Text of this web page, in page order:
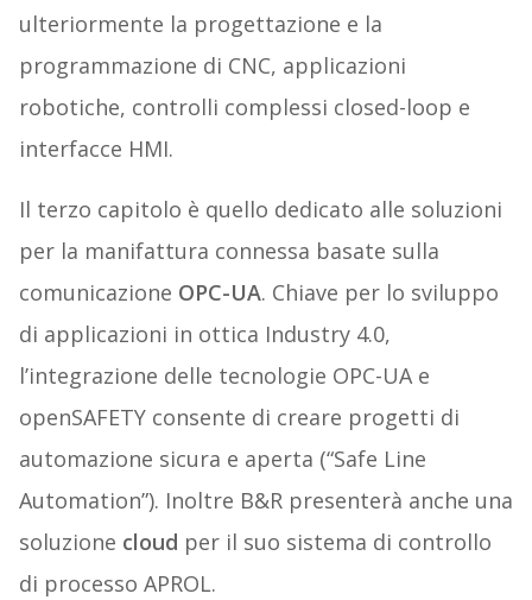
ulteriormente la progettazione e la
programmazione di CNC, applicazioni
robotiche, controlli complessi closed-loop e
interfacce HMI.
Il terzo capitolo è quello dedicato alle soluzioni
per la manifattura connessa basate sulla
comunicazione OPC-UA. Chiave per lo sviluppo
di applicazioni in ottica Industry 4.0,
l’integrazione delle tecnologie OPC-UA e
openSAFETY consente di creare progetti di
automazione sicura e aperta (“Safe Line
Automation”). Inoltre B&R presenterà anche una
soluzione cloud per il suo sistema di controllo
di processo APROL.